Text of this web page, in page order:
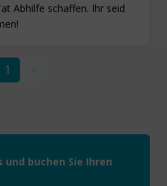
Abhilfe schaffen. Ihr seid
1
und buchen Sie Ihren